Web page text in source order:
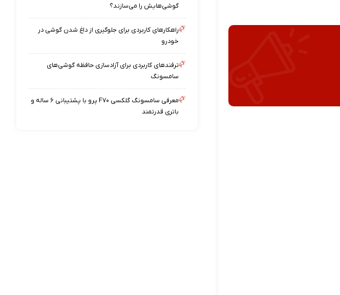
گوشی‌هایش را می‌سازند؟
راهکارهای کاربردی برای جلوگیری از داغ شدن گوشی در
خودرو
ترفندهای کاربردی برای آزادسازی حافظه گوشی‌های
سامسونگ
معرفی سامسونگ گلکسی F۷۰ پرو با پشتیبانی ۶ ساله و
باتری قدرتمند